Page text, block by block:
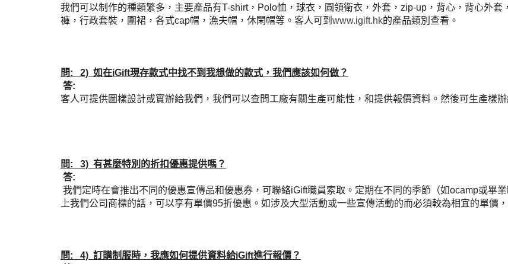
我們可以制作的種類繁多，主要產品有T-shirt，Polo恤，球衣，圓領衛衣，外套，zip-up，背心，背心外
褲，行政套裝，圍裙，各式cap帽，漁夫帽，休閑帽等。客人可到 www.igift.hk的產品類別查看。
問: 2) 如在iGift現存款式中找不到我想做的款式，我們應該如何做？
答:
客人可提供圖樣設計或實辦給我們，我們可以查問工廠有關生產可能性，和提供報價資料。然後可生產樣
問: 3) 有甚麼特別的折扣優惠提供嗎？
答:
我們定時在會推出不同的優惠宣傳品和優惠券，可聯絡iGift職員索取。定期在不同的季節（如ocamp或畢
上我們公司商標的話，可以享有單價95折優惠。如涉及大型活動或一些宣傳活動的而必須較為相宜的單價
問: 4) 訂購制服時，我應如何提供資料給iGift進行報價？